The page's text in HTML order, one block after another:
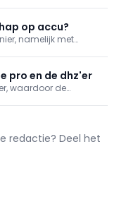
op accu?
namelijk met
pro en de dhz'er
waardoor de
redactie? Deel het